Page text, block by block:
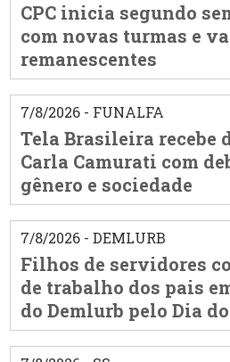
CPC inicia segundo
com novas turmas e
remanescentes
7/8/2026 - FUNALFA
Tela Brasileira recebe
Carla Camurati com
gênero e sociedade
7/8/2026 - DEMLURB
Filhos de servidores
de trabalho dos pais
do Demlurb pelo Dia